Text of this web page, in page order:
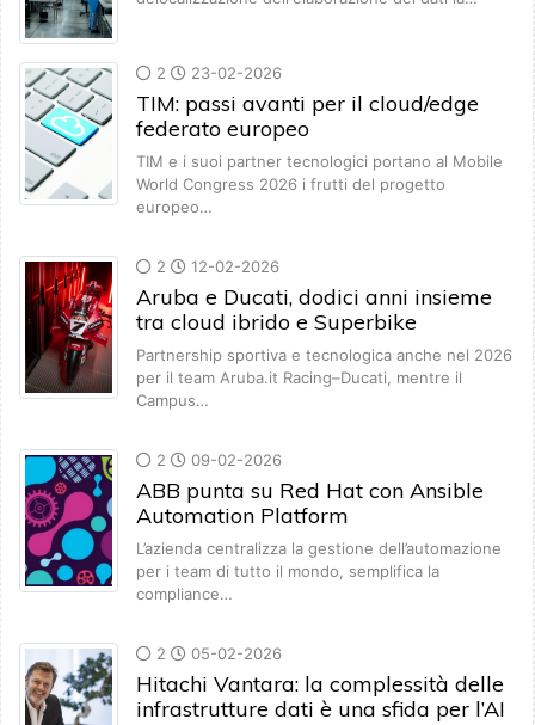
2 23-02-2026
TIM: passi avanti per il cloud/edge
federato europeo
TIM e i suoi partner tecnologici portano al Mobile
World Congress 2026 i frutti del progetto
europeo…
2 12-02-2026
Aruba e Ducati, dodici anni insieme
tra cloud ibrido e Superbike
Partnership sportiva e tecnologica anche nel 2026
per il team Aruba.it Racing–Ducati, mentre il
Campus…
2 09-02-2026
ABB punta su Red Hat con Ansible
Automation Platform
L’azienda centralizza la gestione dell’automazione
per i team di tutto il mondo, semplifica la
compliance…
2 05-02-2026
Hitachi Vantara: la complessità delle
infrastrutture dati è una sfida per l’AI